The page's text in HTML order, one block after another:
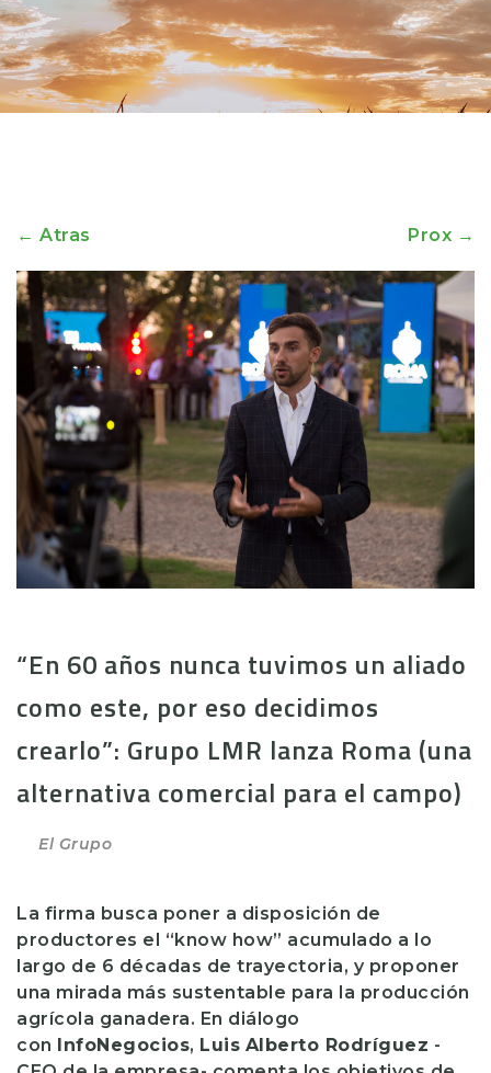
← Atras Prox →
“En 60 años nunca tuvimos un aliado
como este, por eso decidimos
crearlo”: Grupo LMR lanza Roma (una
alternativa comercial para el campo)
El Grupo
La firma busca poner a disposición de
productores el “know how” acumulado a lo
largo de 6 décadas de trayectoria, y proponer
una mirada más sustentable para la producción
agrícola ganadera. En diálogo
con InfoNegocios, Luis Alberto Rodríguez -